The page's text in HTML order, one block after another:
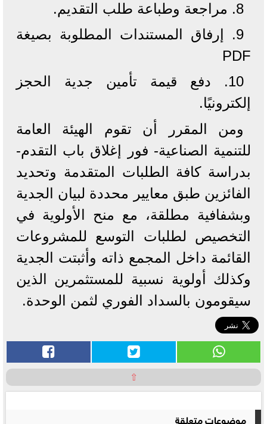
8. مراجعة وطباعة طلب التقديم.
9. إرفاق المستندات المطلوبة بصيغة
PDF
10. دفع قيمة تأمين جدية الحجز
إلكترونيًا.
ومن المقرر أن تقوم الهيئة العامة
للتنمية الصناعية- فور إغلاق باب التقدم-
بدراسة كافة الطلبات المتقدمة وتحديد
الفائزين طبق معايير محددة لبيان الجدية
وبشفافية مطلقة، مع منح الأولوية في
التخصيص لطلبات التوسع للمشروعات
القائمة داخل المجمع ذاته وأثبتت الجدية
وكذلك أولوية نسبية للمستثمرين الذين
سيقومون بالسداد الفوري لثمن الوحدة.
⇧
موضوعات متعلقة